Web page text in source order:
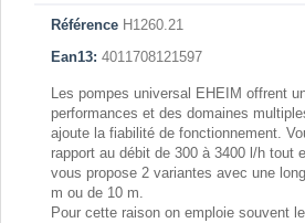
Référence H1260.21
Ean13: 4011708121597
Les pompes universal EHEIM offrent
performances et des domaines
ajoute la fiabilité de fonctionnement.
rapport au débit de 300 à 3400 l/h tout
vous propose 2 variantes avec une
m ou de 10 m.
Pour cette raison on emploie souvent